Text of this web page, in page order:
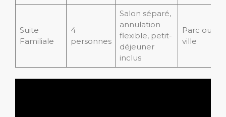
Suite
Familiale
4
personnes
Salon séparé,
annulation
flexible, petit-
déjeuner
inclus
Parc ou
ville